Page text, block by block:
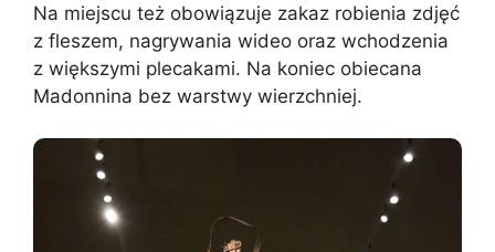
Na miejscu też obowiązuje zakaz robienia zdjęć
z fleszem, nagrywania wideo oraz wchodzenia
z większymi plecakami. Na koniec obiecana
Madonnina bez warstwy wierzchniej.